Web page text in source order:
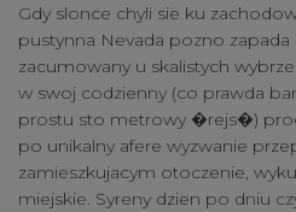
Gdy slonce chyli sie ku
pustynna Nevada pozno
zacumowany u skalistych
w swoj codzienny (co prawda
prostu sto metrowy �rejs�)
po unikalny afere wyzwanie
zamieszkujacym otoczenie,
miejskie. Syreny dzien po dniu